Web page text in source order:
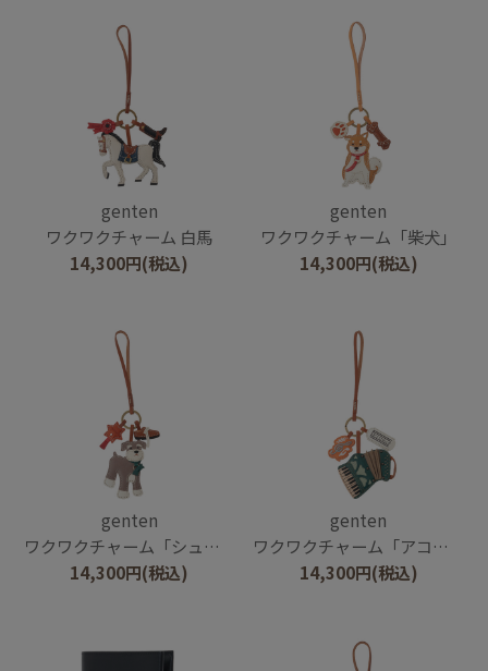
genten
ワクワクチャーム 白馬
14,300円(税込)
genten
ワクワクチャーム「柴犬」
14,300円(税込)
genten
ワクワクチャーム「シュナウザー」
14,300円(税込)
genten
ワクワクチャーム「アコーディオン」
14,300円(税込)